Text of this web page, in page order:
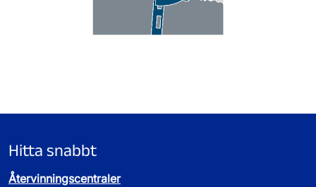
Hitta snabbt
Återvinningscentraler